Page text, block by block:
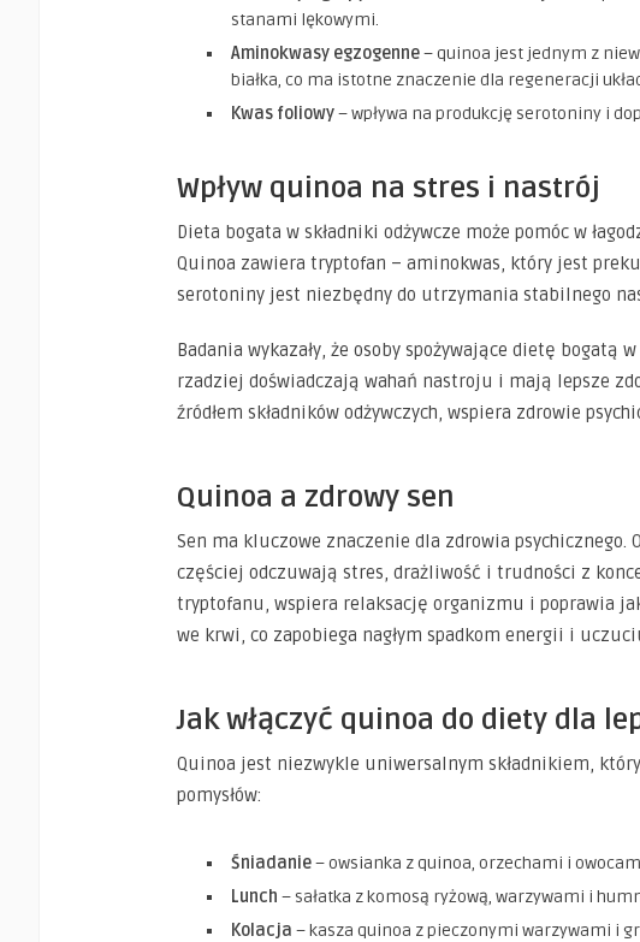
stanami lękowymi.
Aminokwasy egzogenne– quinoa jest jednym z
białka, co ma istotne znaczenie dla regeneracji
Kwas foliowy– wpływa na produkcję serotoniny i
Wpływ quinoa na stres i nastrój
Dieta bogata w składniki odżywcze może pomóc w
Quinoa zawiera tryptofan – aminokwas, który jest
serotoniny jest niezbędny do utrzymania stabilnego
Badania wykazały, że osoby spożywające dietę bogatą
rzadziej doświadczają wahań nastroju i mają lepsze
źródłem składników odżywczych, wspiera zdrowie
Quinoa a zdrowy sen
Sen ma kluczowe znaczenie dla zdrowia psychicznego.
częściej odczuwają stres, drażliwość i trudności z
tryptofanu, wspiera relaksację organizmu i poprawia
we krwi, co zapobiega nagłym spadkom energii i
Jak włączyć quinoa do diety dla
Quinoa jest niezwykle uniwersalnym składnikiem, który
pomysłów:
Śniadanie– owsianka z quinoa, orzechami i
Lunch – sałatka z komosą ryżową, warzywami i
Kolacja – kasza quinoa z pieczonymi warzywami i